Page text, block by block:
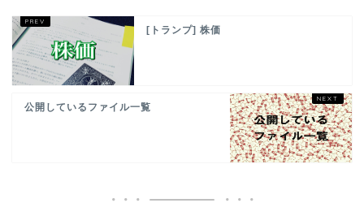
[トランプ] 株価
公開しているファイル一覧